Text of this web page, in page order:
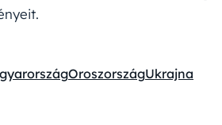
OroszországUkrajna